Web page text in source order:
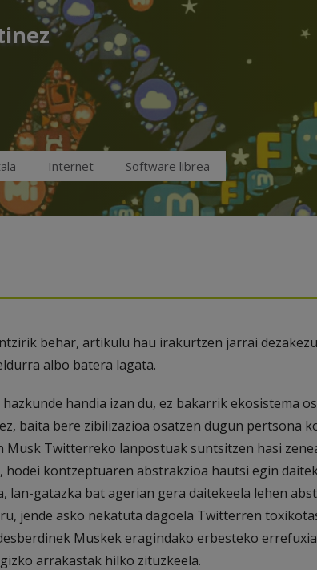
Internet Software librea
behar, artikulu hau irakurtzen jarrai
albo batera lagata.
handia izan du, ez bakarrik ekosistema
baita bere zibilizazioa osatzen dugun pertsona
Musk Twitterreko lanpostuak suntsitzen hasi
hodei kontzeptuaren abstrakzioa hautsi egin
gatazka bat agerian gera daitekeela lehen
jende asko nekatuta dagoela Twitterren
Muskek eragindako erbesteko
arrakastak hilko zituzkeela.